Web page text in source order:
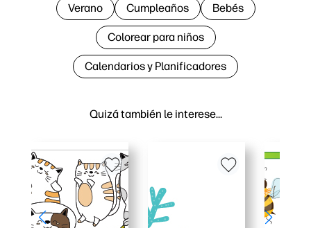
Quizá también le interese…
Verano Cumpleaños Bebés
Colorear para niños
Calendarios y Planificadores